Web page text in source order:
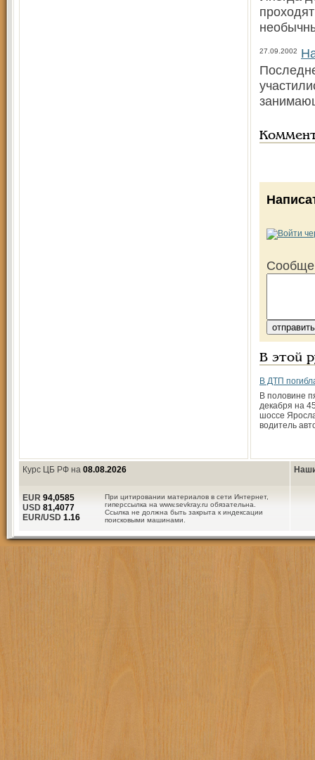
27.09.2002
В этой
В ДТП
В половине
декабря на
шоссе
водитель
Курс ЦБ РФ на 08.08.2026
При цитировании материалов в сети Интернет,
гиперссылка на www.sevkray.ru обязательна.
Ссылка не должна быть закрыта к индексации
поисковыми машинами.
EUR 94,0585
USD 81,4077
EUR/USD 1.16